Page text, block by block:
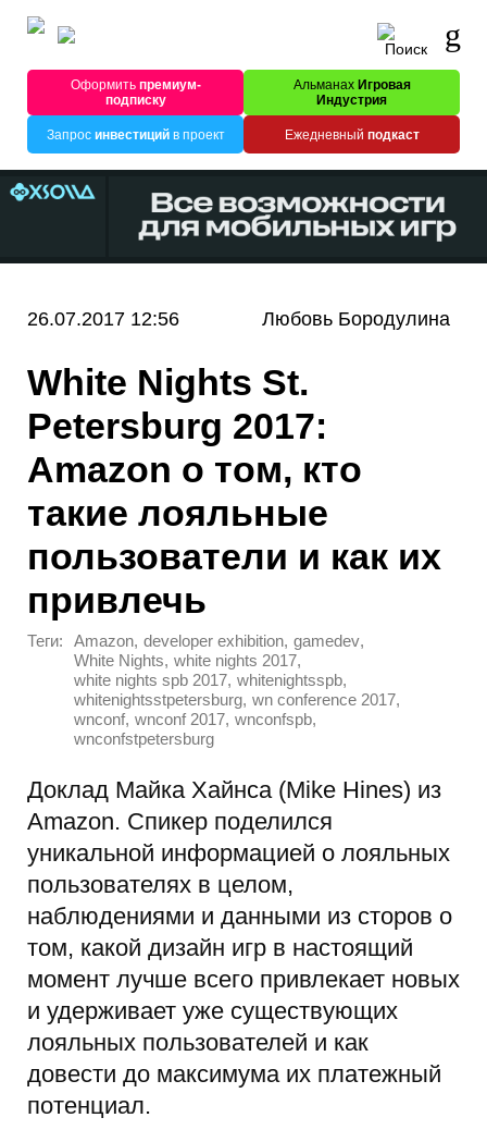
Оформитьпремиум-
подписку
Альманах Игровая
Индустрия
Запрос инвестицийв проект Ежедневный подкаст
26.07.2017 12:56 Любовь Бородулина
White Nights St.
Petersburg 2017:
Amazon о том, кто
такие лояльные
пользователи и как их
привлечь
Теги: Amazon, developer exhibition, gamedev,
White Nights, white nights 2017,
white nights spb 2017, whitenightsspb,
whitenightsstpetersburg, wn conference 2017,
wnconf, wnconf 2017, wnconfspb,
wnconfstpetersburg
Доклад Майка Хайнса (Mike Hines) из
Amazon. Спикер поделился
уникальной информацией о лояльных
пользователях в целом,
наблюдениями и данными из сторов о
том, какой дизайн игр в настоящий
момент лучше всего привлекает новых
и удерживает уже существующих
лояльных пользователей и как
довести до максимума их платежный
потенциал.